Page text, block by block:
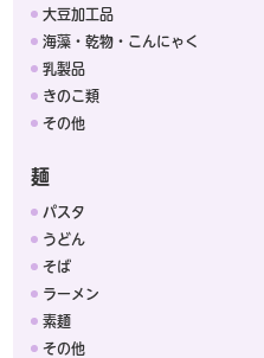
大豆加工品
海藻・乾物・こんにゃく
乳製品
きのこ類
その他
麺
パスタ
うどん
そば
ラーメン
素麺
その他